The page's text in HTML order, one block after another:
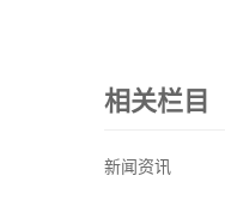
相关栏目
新闻资讯